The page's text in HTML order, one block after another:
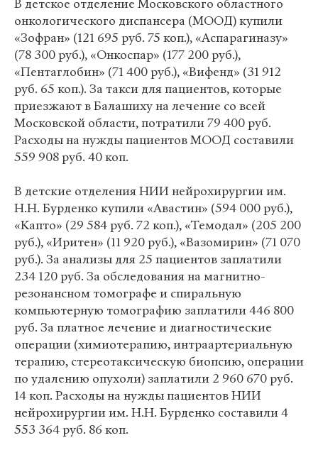
В детское отделение Московского областного
онкологического диспансера (МООД) купили
«Зофран» (121 695 руб. 75 коп.), «Аспарагиназу»
(78 300 руб.), «Онкоспар» (177 200 руб.),
«Пентаглобин» (71 400 руб.), «Вифенд» (31 912
руб. 65 коп.). За такси для пациентов, которые
приезжают в Балашиху на лечение со всей
Московской области, потратили 79 400 руб.
Расходы на нужды пациентов МООД составили
559 908 руб. 40 коп.
В детские отделения НИИ нейрохирургии им.
Н.Н. Бурденко купили «Авастин» (594 000 руб.),
«Капто» (29 584 руб. 72 коп.), «Темодал» (205 200
руб.), «Иритен» (11 920 руб.), «Вазомирин» (71 070
руб.). За анализы для 25 пациентов заплатили
234 120 руб. За обследования на магнитно-
резонансном томографе и спиральную
компьютерную томографию заплатили 446 800
руб. За платное лечение и диагностические
операции (химиотерапию, интраартериальную
терапию, стереотаксическую биопсию, операции
по удалению опухоли) заплатили 2 960 670 руб.
14 коп. Расходы на нужды пациентов НИИ
нейрохирургии им. Н.Н. Бурденко составили 4
553 364 руб. 86 коп.